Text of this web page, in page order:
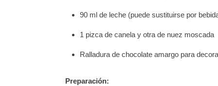
90 ml de leche (puede sustituirse por
1 pizca de canela y otra de nuez moscada
Ralladura de chocolate amargo para
Preparación: